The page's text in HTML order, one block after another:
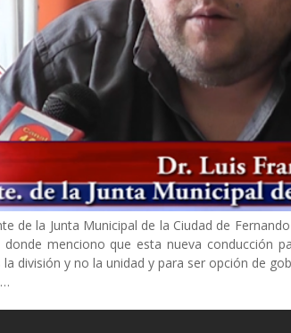
de la Junta Municipal de la Ciudad de
donde menciono que esta nueva conducción
división y no la unidad y para ser opción de